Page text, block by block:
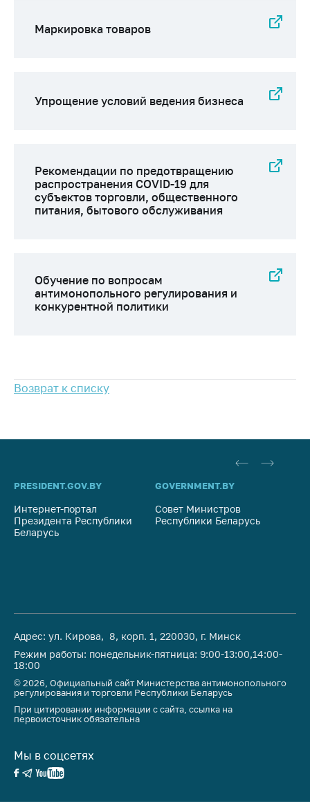
работы
Горячая линия
орган
Важное на сайте
на лекарственные
средства, изделия
медицинского
по установлению
Предостережения и
Общественное
обсуждение
Упрощение условий
ведения бизнеса
Рекомендации по
предотвращению
распространения
COVID-19 для
субъектов торговли,
обслуживания
вопросам
Маркировка товаров
Упрощение условий ведения бизнеса
Рекомендации по предотвращению
распространения COVID-19 для
субъектов торговли, общественного
питания, бытового обслуживания
Обучение по вопросам
антимонопольного регулирования и
конкурентной политики
Возврат к списку
PRESIDENT.GOV.BY
Интернет-портал
Президента Республики
Беларусь
GOVERNMENT.BY
Совет Министров
Республики Беларусь
Адрес: ул. Кирова, 8, корп. 1, 220030, г. Минск
Режим работы: понедельник-пятница: 9:00-13:00,14:00-
18:00
© 2026, Официальный сайт Министерства антимонопольного
регулирования и торговли Республики Беларусь
При цитировании информации с сайта, ссылка на
первоисточник обязательна
Мы в соцсетях